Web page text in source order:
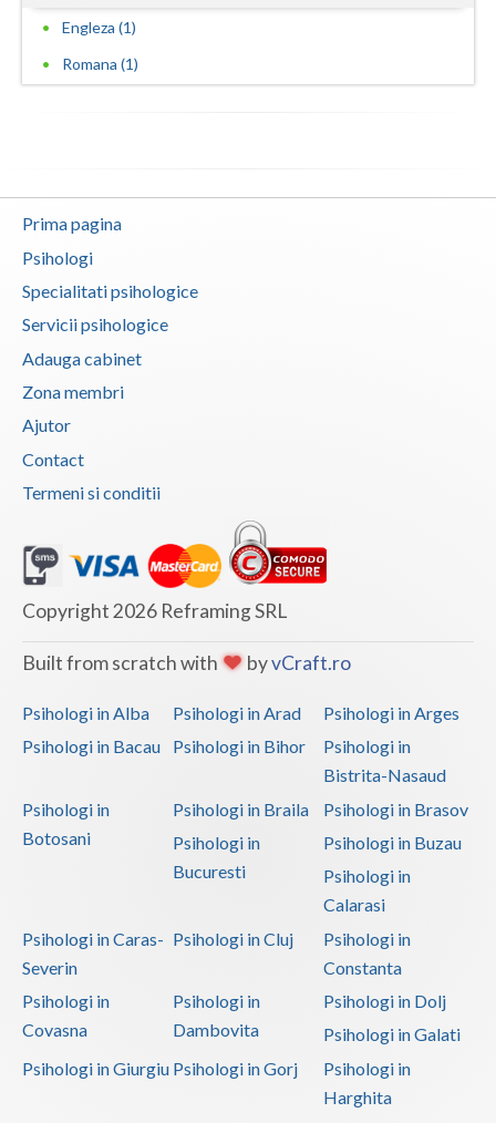
Engleza (1)
Romana (1)
Prima pagina
Psihologi
Specialitati psihologice
Servicii psihologice
Adauga cabinet
Zona membri
Ajutor
Contact
Termeni si conditii
Copyright 2026 Reframing SRL
Built from scratch with byvCraft.ro
Psihologi in Alba Psihologi in Arad
Psihologi in Arges
Psihologi in Bacau
Psihologi in Bihor
Psihologi in
Bistrita-Nasaud
Psihologi in
Botosani
Psihologi in Braila
Psihologi in Brasov
Psihologi in
Bucuresti
Psihologi in Buzau
Psihologi in
Calarasi
Psihologi in Caras-
Severin
Psihologi in Cluj
Psihologi in
Constanta
Psihologi in
Covasna
Psihologi in
Dambovita
Psihologi in Dolj
Psihologi in Galati
Psihologi in Giurgiu Psihologi in Gorj
Psihologi in
Harghita